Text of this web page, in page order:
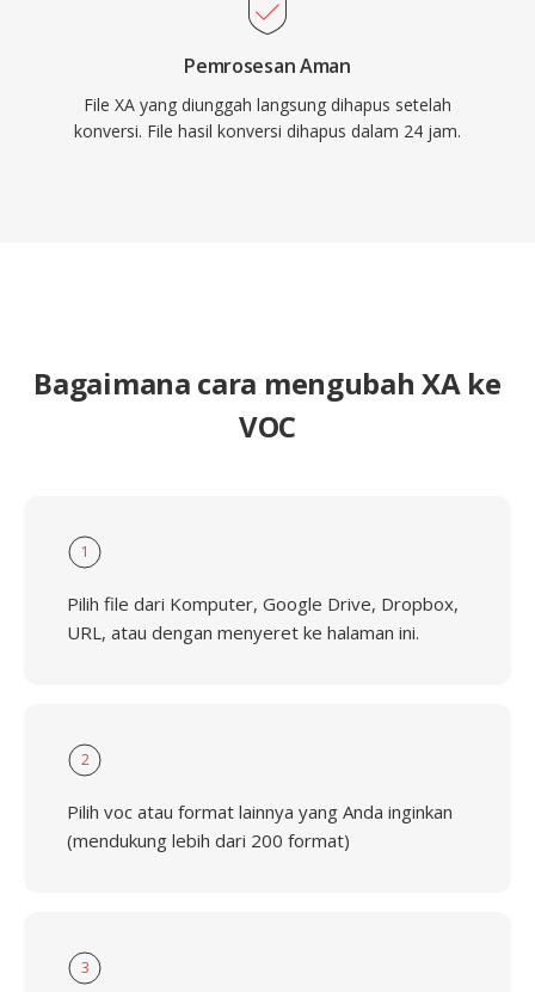
Pemrosesan Aman
File XA yang diunggah langsung dihapus setelah
konversi. File hasil konversi dihapus dalam 24 jam.
Bagaimana cara mengubah XA ke
VOC
1
Pilih file dari Komputer, Google Drive, Dropbox,
URL, atau dengan menyeret ke halaman ini.
2
Pilih voc atau format lainnya yang Anda inginkan
(mendukung lebih dari 200 format)
3